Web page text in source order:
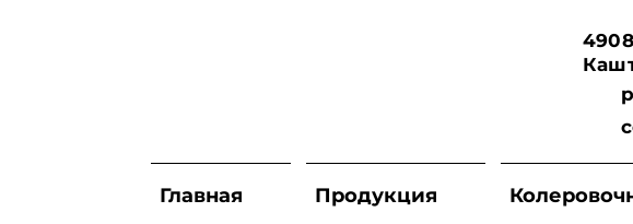
Главная Продукция